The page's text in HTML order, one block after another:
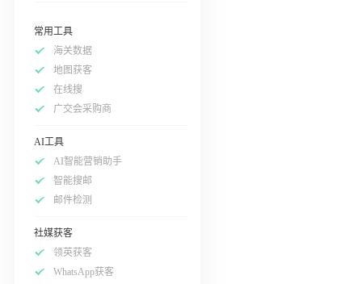
常用工具
海关数据
地图获客
在线搜
广交会采购商
AI工具
AI智能营销助手
智能搜邮
邮件检测
社媒获客
领英获客
WhatsApp获客